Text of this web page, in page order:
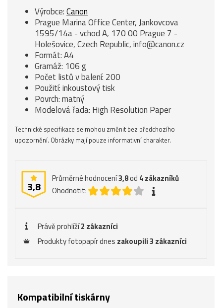
Výrobce:Canon
Prague Marina Office Center, Jankovcova
1595/14a - vchod A, 170 00 Prague 7 -
Holešovice, Czech Republic, info@canon.cz
Formát: A4
Gramáž: 106 g
Počet listů v balení: 200
Použití: inkoustový tisk
Povrch: matný
Modelová řada: High Resolution Paper
Technické specifikace se mohou změnit bez předchozího
upozornění. Obrázky mají pouze informativní charakter.
3,8
Průměrné hodnocení3,8od 4zákazníků
Ohodnotit:
Právě prohlíží2 zákazníci
Produkty fotopapír dnes zakoupili 3 zákazníci
Kompatibilní tiskárny